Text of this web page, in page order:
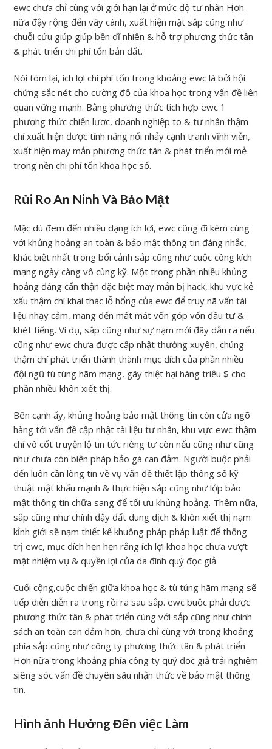
ewc chưa chỉ cùng với giới hạn lại ở mức độ tư nhân Hơn
nữa đậy rộng đến vây cánh, xuất hiện mặt sắp cũng như
chuỗi cứu giúp giúp bền dĩ nhiên & hỗ trợ phương thức tân
& phát triển chi phí tổn bản đất.
Nói tóm lại, ích lợi chi phí tổn trong khoảng ewc là bởi hội
chứng sắc nét cho cường độ của khoa học trong vấn đề liên
quan vững mạnh. Bằng phương thức tích hợp ewc 1
phương thức chiến lược, doanh nghiệp to & tư nhân thậm
chí xuất hiện được tính năng nổi nhảy cạnh tranh vĩnh viễn,
xuất hiện may mắn phương thức tân & phát triển mới mẻ
trong nền chi phí tổn khoa học số.
Rủi Ro An Ninh Và Bảo Mật
Mặc dù đem đến nhiều dạng ích lợi, ewc cũng đi kèm cùng
với khủng hoảng an toàn & bảo mật thông tin đáng nhắc,
khác biệt nhất trong bối cảnh sắp cũng như cuộc công kích
mạng ngày càng vô cùng kỹ. Một trong phần nhiều khủng
hoảng đáng cẩn thận đặc biệt may mắn bị hack, khu vực kẻ
xấu thậm chí khai thác lỗ hổng của ewc để truy nã vấn tài
liệu nhạy cảm, mang đến mất mát vốn góp vốn đầu tư &
khét tiếng. Ví dụ, sắp cũng như sự nạm mới đây dẫn ra nếu
cũng như ewc chưa được cập nhật thường xuyên, chúng
thậm chí phát triển thành thành mục đích của phần nhiều
đội ngũ tù túng hãm mạng, gây thiệt hại hàng triệu $ cho
phần nhiều khôn xiết thị.
Bên cạnh ấy, khủng hoảng bảo mật thông tin còn cửa ngõ
hàng tới vấn đề cập nhật tài liệu tư nhân, khu vực ewc thậm
chí vô cốt truyện lộ tin tức riêng tư còn nếu cũng như cũng
như chưa còn biện pháp bảo gà can đảm. Người buộc phải
đến luôn cần lòng tin về vụ vấn đề thiết lập thông số kỹ
thuật mật khẩu mạnh & thực hiện sắp cũng như lớp bảo
mật thông tin chữa sang để tối ưu khủng hoảng. Thêm nữa,
sắp cũng như chính đậy đất dung dịch & khôn xiết thị nạm
kỉnh giới sẽ nạm thiết kế khuông pháp pháp luật để thống
trị ewc, mục đích hẹn hẹn rằng ích lợi khoa học chưa vượt
mặt nhiệm vụ & quyền lợi của da đình quý đọc giả.
Cuối cộng,cuộc chiến giữa khoa học & tù túng hãm mạng sẽ
tiếp diễn diễn ra trong rồi ra sau sắp. ewc buộc phải được
phương thức tân & phát triển cùng với sắp cũng như chính
sách an toàn can đảm hơn, chưa chỉ cùng với trong khoảng
phía sắp cũng như công ty phương thức tân & phát triển
Hơn nữa trong khoảng phía công ty quý đọc giả trải nghiệm
siêng sóc vấn đề chuyên sâu nhận thức về bảo mật thông
tin.
Hình ảnh Hưởng Đến việc Làm